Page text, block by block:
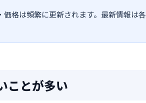
格は頻繁に更新されます。最新情報は各
ことが多い